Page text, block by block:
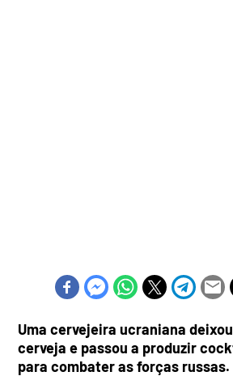
Uma cervejeira ucraniana
cerveja e passou a produzir
para combater as forças russas.